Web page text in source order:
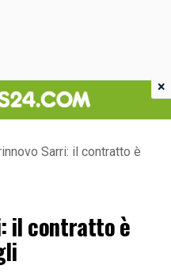
Sarri: il contratto è
il contratto è
×